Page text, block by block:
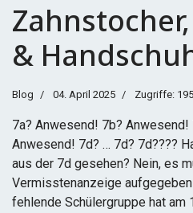
&
Blog 04. April 2025 Zugriffe:
7a? Anwesend! 7b?
Anwesend! 7d? … 7d? 7d????
aus der 7d gesehen? Nein, es
Vermisstenanzeige
fehlende Schülergruppe hat am